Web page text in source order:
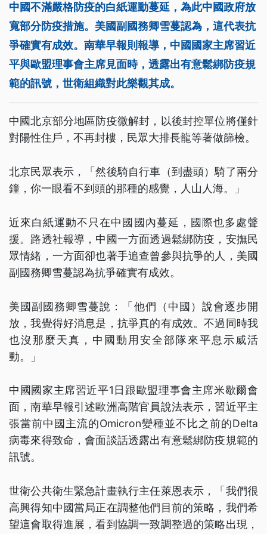
中國不滿嚴格防疫的白紙運動蔓延，為此中國政府放
寬部分防疫措施。美國副國務卿雪蔓認為，這代表抗
爭確實有成效。南華早報則報導，中國國家主席習近
平與歐盟理事會主席見面時，透露出有意鬆綁防疫規
範的訊號，世衛組織對此樂觀其成。
中國北京部分地區防疫微解封，以後封控單位將僅針
對陽性住戶，不再封樓，民眾大排長龍等著做篩檢。
北京民眾表示，「然後騎自行車（到盡頭）騎了兩分
鐘，你一眼看不到頭的那種的感覺，人山人海。」
近來白紙運動不只在中國國內蔓延，國際也多處聲
援。路透社報導，中國一方面透過鬆綁防疫，安撫民
眾情緒，一方面卻也著手追查曾參與抗爭的人，美國
副國務卿雪蔓認為抗爭確實有成效。
美國副國務卿雪蔓說：「他們（中國）說會逐步開
放，我覺得好消息是，抗爭真的有成效。不過同時我
也沒那麼天真，中國動用安全部隊來平息示威活
動。」
中國國家主席習近平1日跟歐盟理事會主席米歇爾會
面，南華早報引述歐洲高階官員說法表示，習近平主
張當前中國主流的Omicron變種並不比之前的Delta
病毒來得致命，會面談話透露出有意鬆綁防疫規範的
訊號。
世衛公共衛生緊急計畫執行主任萊恩表示，「我們很
高興得知中國當局正在調整他們目前的策略，我們希
望這會取得進展，看到協調一致調整過的策略出現，